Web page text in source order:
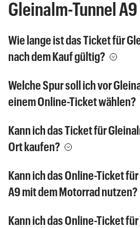
Gleinalm-Tunnel A9
Wie lange ist das Ticket für
nach dem Kauf gültig?
Welche Spur soll ich vor
einem Online-Ticket wählen?
Kann ich das Ticket für
Ort kaufen?
Kann ich das Online-Ticket
A9 mit dem Motorrad nutzen?
Kann ich das Online-Ticket